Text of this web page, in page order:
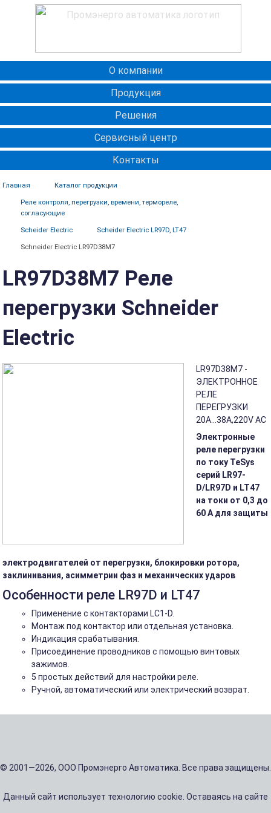
О компании
Продукция
Решения
Сервисный центр
Контакты
Главная Каталог продукции
Реле контроля, перегрузки, времени, термореле,
согласующие
Scheider Electric Scheider Electric LR97D, LT47
Schneider Electric LR97D38M7
LR97D38M7 Реле
перегрузки Schneider
Electric
LR97D38M7 -
ЭЛЕКТРОННОЕ
РЕЛЕ
ПЕРЕГРУЗКИ
20A…38A,220V AC
Электронные
реле перегрузки
по току TeSys
серий LR97-
D/LR97D и LT47
на токи от 0,3 до
60 А для защиты
электродвигателей от перегрузки, блокировки ротора,
заклинивания, асимметрии фаз и механических ударов
Особенности реле LR97D и LT47
Применение с контакторами LC1-D.
Монтаж под контактор или отдельная установка.
Индикация срабатывания.
Присоединение проводников с помощью винтовых
зажимов.
5 простых действий для настройки реле.
Ручной, автоматический или электрический возврат.
© 2001—2026, ООО Промэнерго Автоматика. Все права защищены.
Данный сайт использует технологию cookie. Оставаясь на сайте